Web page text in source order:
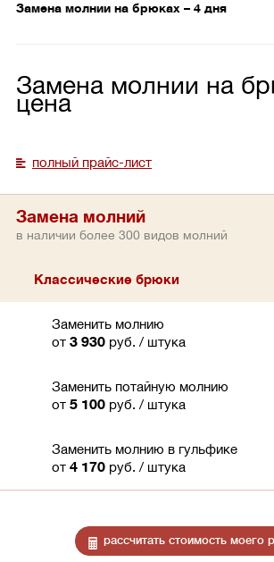
Замена молнии на брюках – 4 дня
Замена молнии на
цена
полный прайс-лист
Замена молний
в наличии более 300 видов молний
Классические брюки
Заменить молнию
от 3 930 руб. / штука
Заменить потайную молнию
от 5 100 руб. / штука
Заменить молнию в гульфике
от 4 170 руб. / штука
рассчитать стоимость моего